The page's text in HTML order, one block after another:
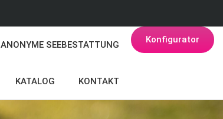
ANONYME SEEBESTATTUNG
KATALOG KONTAKT
Konfigurator